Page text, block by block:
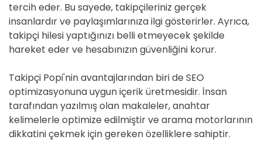
tercih eder. Bu sayede, takipçileriniz gerçek
insanlardır ve paylaşımlarınıza ilgi gösterirler. Ayrıca,
takipçi hilesi yaptığınızı belli etmeyecek şekilde
hareket eder ve hesabınızın güvenliğini korur.
Takipçi Popi'nin avantajlarından biri de SEO
optimizasyonuna uygun içerik üretmesidir. İnsan
tarafından yazılmış olan makaleler, anahtar
kelimelerle optimize edilmiştir ve arama motorlarının
dikkatini çekmek için gereken özelliklere sahiptir.